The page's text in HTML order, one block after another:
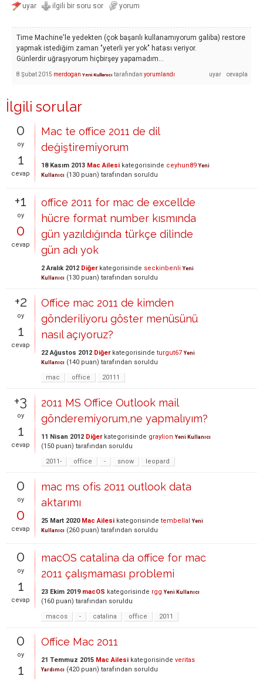
Time Machine'le yedekten (çok başarılı kullanamıyorum galiba) restore
yapmak istediğim zaman "yeterli yer yok" hatası veriyor.
Günlerdir uğraşıyorum hiçbirşey yapamadım...
8 Şubat 2015 merdogan Yeni Kullanıcı tarafından yorumlandı
İlgili sorular
0
oy
1
cevap
Mac te office 2011 de dil
değiştiremiyorum
18 Kasım 2013 Mac Ailesi kategorisinde ceyhun89 Yeni
Kullanıcı (130 puan) tarafından soruldu
+1
oy
0
cevap
office 2011 for mac de excellde
hücre format number kısmında
gün yazıldığında türkçe dilinde
gün adı yok
2 Aralık 2012 Diğerkategorisinde seckinbenli Yeni
Kullanıcı (130 puan) tarafından soruldu
+2
oy
1
cevap
Office mac 2011 de kimden
gönderiliyoru göster menüsünü
nasıl açıyoruz?
22 Ağustos 2012 Diğerkategorisinde turgut67 Yeni
Kullanıcı (140 puan) tarafından soruldu
mac
office 20111
+3
oy
1
cevap
2011 MS Office Outlook mail
gönderemiyorum,ne yapmalıyım?
11 Nisan 2012 Diğerkategorisinde graylion Yeni Kullanıcı
(150 puan) tarafından soruldu
2011-
office - snow leopard
0
oy
0
cevap
mac ms ofis 2011 outlook data
aktarımı
25 Mart 2020 Mac Ailesi kategorisinde tembellal Yeni
Kullanıcı (260 puan) tarafından soruldu
0
oy
1
cevap
macOS catalina da office for mac
2011 çalışmaması problemi
23 Ekim 2019 macOS kategorisinde rgg Yeni Kullanıcı
(160 puan) tarafından soruldu
macos
- catalina office 2011
0
oy
1
Office Mac 2011
21 Temmuz 2015 Mac Ailesi kategorisinde veritas
Yardımcı (420 puan) tarafından soruldu